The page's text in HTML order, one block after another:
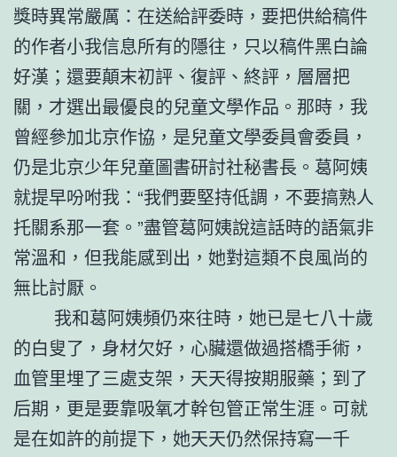
獎時異常嚴厲：在送給評委時，要把供給稿件
的作者小我信息所有的隱往，只以稿件黑白論
好漢；還要顛末初評、復評、終評，層層把
關，才選出最優良的兒童文學作品。那時，我
曾經參加北京作協，是兒童文學委員會委員，
仍是北京少年兒童圖書研討社秘書長。葛阿姨
就提早吩咐我：“我們要堅持低調，不要搞熟人
托關系那一套。”盡管葛阿姨說這話時的語氣非
常溫和，但我能感到出，她對這類不良風尚的
無比討厭。
我和葛阿姨頻仍來往時，她已是七八十歲
的白叟了，身材欠好，心臟還做過搭橋手術，
血管里埋了三處支架，天天得按期服藥；到了
后期，更是要靠吸氧才幹包管正常生涯。可就
是在如許的前提下，她天天仍然保持寫一千